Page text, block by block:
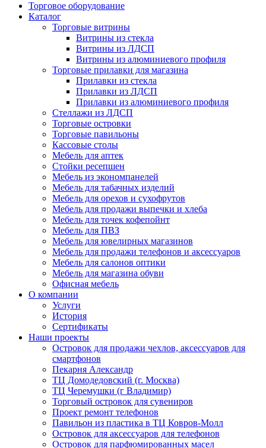
Торговое оборудование
Каталог
Торговые витрины
Витрины из cтекла
Витрины из ЛДСП
Витрины из алюминиевого профиля
Торговые прилавки для магазина
Прилавки из стекла
Прилавки из ЛДСП
Прилавки из алюминиевого профиля
Стеллажи из ЛДСП
Торговые островки
Торговые павильоны
Кассовые столы
Мебель для аптек
Стойки ресепшен
Мебель из экономпанелей
Мебель для табачных изделий
Мебель для орехов и сухофрутов
Мебель для продажи выпечки и хлеба
Мебель для точек кофепойнт
Мебель для ПВЗ
Мебель для ювелирных магазинов
Мебель для продажи телефонов и аксессуаров
Мебель для салонов оптики
Мебель для магазина обуви
Офисная мебель
О компании
Услуги
История
Сертификаты
Наши проекты
Островок для продажи чехлов, аксессуаров для
смартфонов
Пекарня Александр
ТЦ Домодедовский (г. Москва)
ТЦ Черемушки (г Владимир)
Торговый островок для сувениров
Проект ремонт телефонов
Павильон из пластика в ТЦ Ковров-Молл
Островок для аксессуаров для телефонов
Островок для парфюмированных масел